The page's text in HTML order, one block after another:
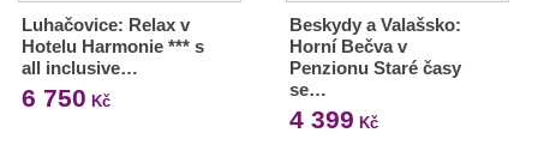
Luhačovice: Relax v
Hotelu Harmonie *** s
all inclusive…
6 750 Kč
Beskydy a Valašsko:
Horní Bečva v
Penzionu Staré časy
se…
4 399 Kč